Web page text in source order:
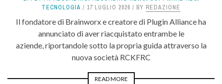
TECNOLOGIA
17 LUGLIO 2026 BY REDAZIONE
Il fondatore di Brainworx e creatore di Plugin Alliance ha
annunciato di aver riacquistato entrambe le
aziende, riportandole sotto la propria guida attraverso la
nuova società RCKFRC
READ MORE